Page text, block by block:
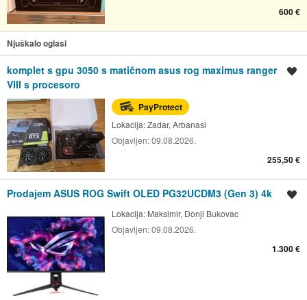
600 €
Njuškalo oglasi
komplet s gpu 3050 s matičnom asus rog maximus ranger
VIII s procesoro
PayProtect
Lokacija:Zadar, Arbanasi
Objavljen:09.08.2026.
255,50 €
Prodajem ASUS ROG Swift OLED PG32UCDM3 (Gen 3) 4k
Lokacija: Maksimir, Donji Bukovac
Objavljen:09.08.2026.
1.300 €